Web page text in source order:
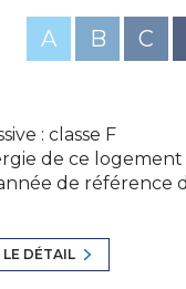
est exposé sont
A B C
: classe F
de ce
de référence
DÉTAIL